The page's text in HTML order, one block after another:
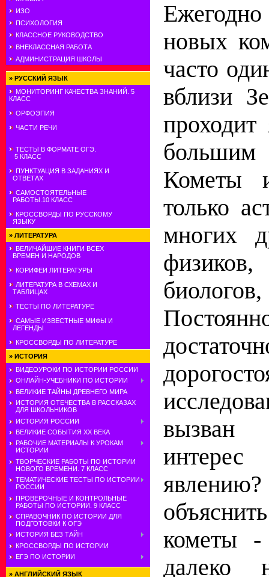
ИЗО
ПСИХОЛОГИЯ
КЛАССНОЕ РУКОВОДСТВО
ВНЕКЛАССНАЯ РАБОТА
АДМИНИСТРАЦИЯ ШКОЛЫ
» РУССКИЙ ЯЗЫК
МОНИТОРИНГ КАЧЕСТВА ЗНАНИЙ. 5
КЛАСС
ОРФОЭПИЯ
ЧАСТИ РЕЧИ
ТЕСТЫ В ФОРМАТЕ ОГЭ.
5 КЛАСС
ПУНКТУАЦИЯ В ЗАДАНИЯХ И
ОТВЕТАХ
САМОСТОЯТЕЛЬНЫЕ
РАБОТЫ.10 КЛАСС
КРОССВОРДЫ ПО РУССКОМУ
ЯЗЫКУ
» ЛИТЕРАТУРА
ВЕЛИЧАЙШИЕ КНИГИ ВСЕХ
ВРЕМЕН И НАРОДОВ
КОРИФЕИ ЛИТЕРАТУРЫ
ЛИТЕРАТУРА В СХЕМАХ И
ТАБЛИЦАХ
ТЕСТЫ ПО ЛИТЕРАТУРЕ
САМЫЕ ИЗВЕСТНЫЕ МИФЫ И
ЛЕГЕНДЫ
КРОССВОРДЫ ПО ЛИТЕРАТУРЕ
» ИСТОРИЯ
ВИДЕОУРОКИ ПО ИСТОРИИ РОССИИ
ОНЛАЙН-УЧЕБНИКИ ПО ИСТОРИИ
ВЕЛИКИЕ ТАЙНЫ ДРЕВНЕГО МИРА
ИСТОРИЯ ОТЕЧЕСТВА В РАССКАЗАХ
ДЛЯ ШКОЛЬНИКОВ
ИСТОРИЯ РОССИИ
ВЕЛИКИЕ СОБЫТИЯ ХХ ВЕКА
РАБОЧИЕ МАТЕРИАЛЫ К УРОКАМ
ИСТОРИИ
ТВОРЧЕСКИЕ РАБОТЫ ПО ИСТОРИИ
НОВОГО ВРЕМЕНИ. 7 КЛАСС
ТЕМАТИЧЕСКИЕ ТЕСТЫ ПО ИСТОРИИ
РОССИИ
ПРОВЕРОЧНЫЕ И КОНТРОЛЬНЫЕ
РАБОТЫ ПО ИСТОРИИ. 9 КЛАСС
СПРАВОЧНИК ПО ИСТОРИИ ДЛЯ
ПОДГОТОВКИ К ОГЭ
ИСТОРИЯ БЕЗ ТАЙН
КРОССВОРДЫ ПО ИСТОРИИ
ЕГЭ ПО ИСТОРИИ
» АНГЛИЙСКИЙ ЯЗЫК
новых
часто
вблизи
проходит
Кометы
только
многих
вызван
кометы
далеко